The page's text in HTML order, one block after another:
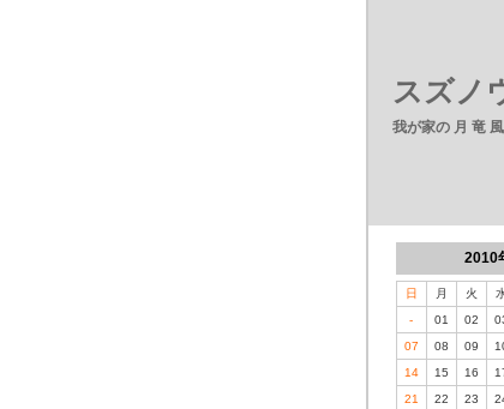
スズノ
我が家の 月 竜
2010
日 月 火
-
01 02
07
08 09
14
15 16
21
22 23